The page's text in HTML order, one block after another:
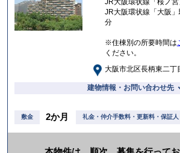
JR大阪環状線「大阪
分
※住棟別の所要時間は
ください。
大阪市北区長柄東二丁
建物情報・お問い合わせ先
敷金 2か月 礼金・仲介手数料・更新料・保証人